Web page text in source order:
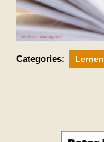
Categories: Lernen